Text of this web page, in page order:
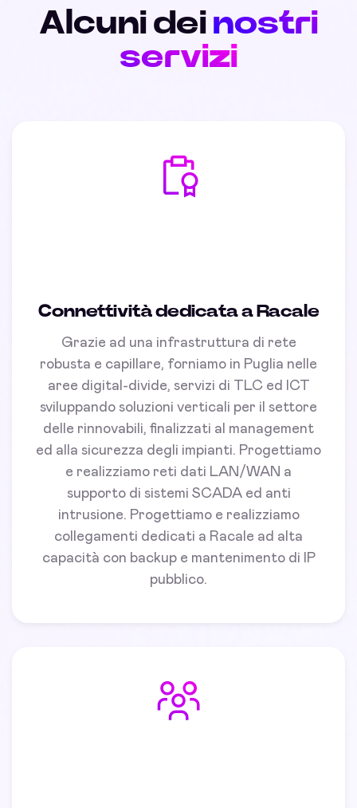
Alcuni dei nostri
servizi
Connettività dedicata a Racale
Grazie ad una infrastruttura di rete
robusta e capillare, forniamo in Puglia nelle
aree digital-divide, servizi di TLC ed ICT
sviluppando soluzioni verticali per il settore
delle rinnovabili, finalizzati al management
ed alla sicurezza degli impianti. Progettiamo
e realizziamo reti dati LAN/WAN a
supporto di sistemi SCADA ed anti
intrusione. Progettiamo e realizziamo
collegamenti dedicati a Racale ad alta
capacità con backup e mantenimento di IP
pubblico.